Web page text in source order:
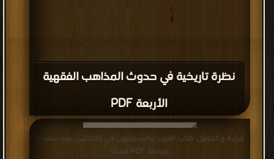
نظرة تاريخية في حدوث المذاهب الفقهية
الأربعة PDF
قراءة و تحميل كتاب العرب والمسلمون فى الأندلس بعد سقوط
غرناطة PDF مجانا